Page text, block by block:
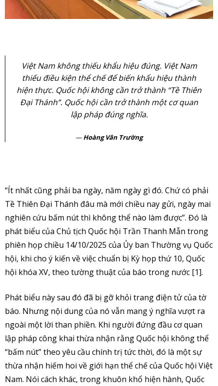
Việt Nam không thiếu khẩu hiệu đúng. Việt Nam
thiếu điều kiện thể chế để biến khẩu hiệu thành
hiện thực. Quốc hội không cần trở thành “Tề Thiên
Đại Thánh”. Quốc hội cần trở thành một cơ quan
lập pháp đúng nghĩa.
Hoàng Vân Trường
“Ít nhất cũng phải ba ngày, năm ngày gì đó. Chứ có phải
Tề Thiên Đại Thánh đâu mà mới chiều nay gửi, ngày mai
nghiên cứu bấm nút thì không thể nào làm được”. Đó là
phát biểu của Chủ tịch Quốc hội Trần Thanh Mẫn trong
phiên họp chiều 14/10/2025 của Ủy ban Thường vụ Quốc
hội, khi cho ý kiến về việc chuẩn bị Kỳ họp thứ 10, Quốc
hội khóa XV, theo tường thuật của báo trong nước [1].
Phát biểu này sau đó đã bị gỡ khỏi trang điện tử của tờ
báo. Nhưng nội dung của nó vẫn mang ý nghĩa vượt ra
ngoài một lời than phiền. Khi người đứng đầu cơ quan
lập pháp công khai thừa nhận rằng Quốc hội không thể
“bấm nút” theo yêu cầu chính trị tức thời, đó là một sự
thừa nhận hiếm hoi về giới hạn thể chế của Quốc hội Việt
Nam. Nói cách khác, trong khuôn khổ hiện hành, Quốc